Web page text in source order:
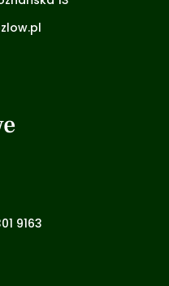
9163